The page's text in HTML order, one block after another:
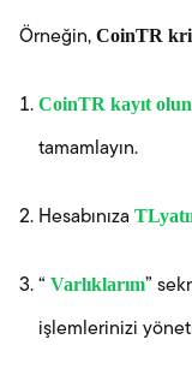
Örneğin, CoinTR
CoinTR kayıt olun
tamamlayın.
Hesabınıza
“ Varlıklarım”
işlemlerinizi